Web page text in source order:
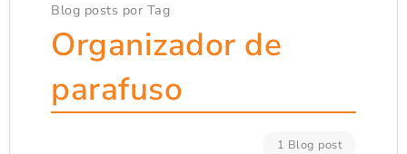
Blog posts por Tag
Organizador de
parafuso
1 Blog post